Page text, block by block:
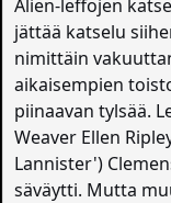
Alien-leffojen
jättää katselu
nimittäin
aikaisempien
piinaavan tylsää.
Weaver Ellen
Lannister')
säväytti. Mutta